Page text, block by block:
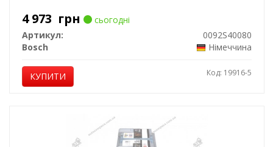
4 973 грн
сьогодні
Артикул:
0092S40080
Bosch
Німеччина
КУПИТИ Код: 19916-5